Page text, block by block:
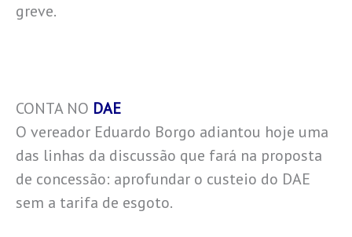
greve.
CONTA NO DAE
O vereador Eduardo Borgo adiantou hoje uma
das linhas da discussão que fará na proposta
de concessão: aprofundar o custeio do DAE
sem a tarifa de esgoto.